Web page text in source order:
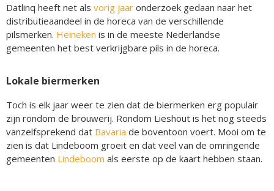
Datlinq heeft net als vorig jaar onderzoek gedaan naar het
distributieaandeel in de horeca van de verschillende
pilsmerken. Heineken is in de meeste Nederlandse
gemeenten het best verkrijgbare pils in de horeca.
Lokale biermerken
Toch is elk jaar weer te zien dat de biermerken erg populair
zijn rondom de brouwerij. Rondom Lieshout is het nog steeds
vanzelfsprekend dat Bavaria de boventoon voert. Mooi om te
zien is dat Lindeboom groeit en dat veel van de omringende
gemeenten Lindeboom als eerste op de kaart hebben staan.